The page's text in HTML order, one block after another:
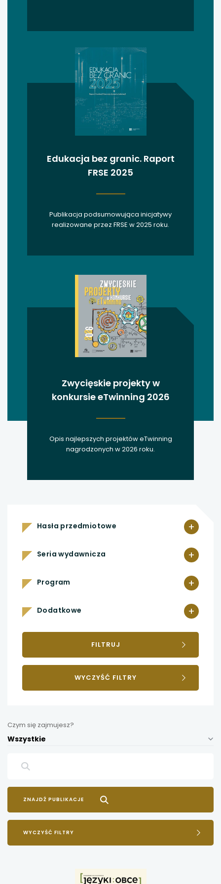
uwaga, link otwiera się w nowej karcie
uwaga, link otwiera się w nowej karcie
uwaga, link otwiera się w nowej karcie
Edukacja bez granic. Raport
FRSE 2025
Publikacja podsumowująca inicjatywy
realizowane przez FRSE w 2025 roku.
Zwycięskie projekty w
konkursie eTwinning 2026
Opis najlepszych projektów eTwinning
nagrodzonych w 2026 roku.
+
Hasła przedmiotowe
+
Seria wydawnicza
+
Program
+
Dodatkowe
FILTRUJ
WYCZYŚĆ FILTRY
Czym się zajmujesz?
Wszystkie
WYCZYŚĆ FILTRY